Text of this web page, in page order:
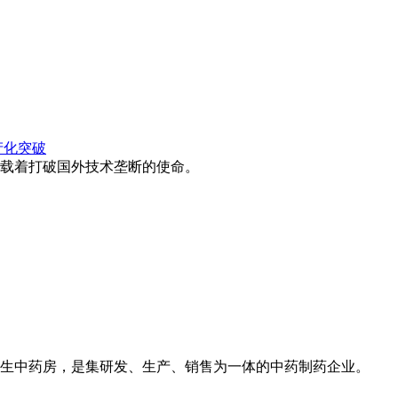
突破
着打破国外技术垄断的使命。
药房，是集研发、生产、销售为一体的中药制药企业。